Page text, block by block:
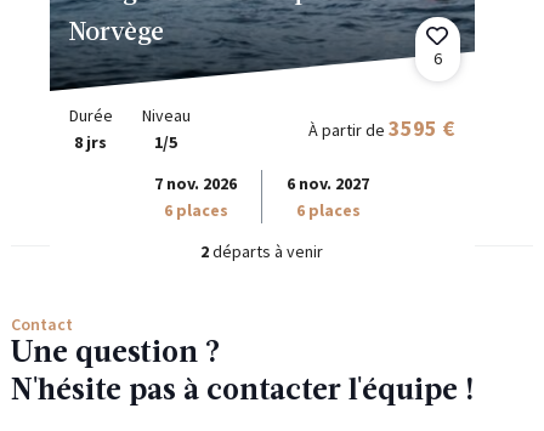
Norvège
6
Durée
8 jrs
Niveau
1/5
À partir de 3595 €
7 nov. 2026
6 places
6 nov. 2027
6 places
2départs à venir
Contact
Une question ?
N'hésite pas à contacter l'équipe !